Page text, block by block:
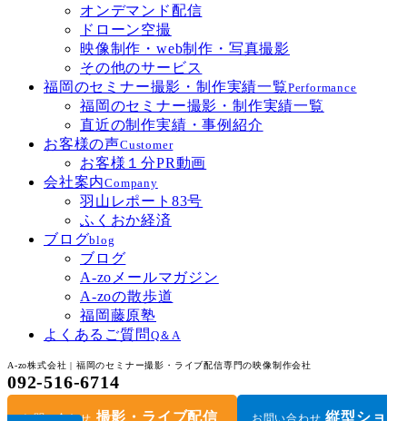
オンデマンド配信
ドローン空撮
映像制作・web制作・写真撮影
その他のサービス
福岡のセミナー撮影・制作実績一覧Performance
福岡のセミナー撮影・制作実績一覧
直近の制作実績・事例紹介
お客様の声Customer
お客様１分PR動画
会社案内Company
羽山レポート83号
ふくおか経済
ブログblog
ブログ
A-zoメールマガジン
A-zoの散歩道
福岡藤原塾
よくあるご質問 Q＆A
A-zo株式会社 | 福岡のセミナー撮影・ライブ配信専門の映像制作会社
092-516-6714
お問い合わせ 撮影・ライブ配信 お問い合わせ 縦型ショ